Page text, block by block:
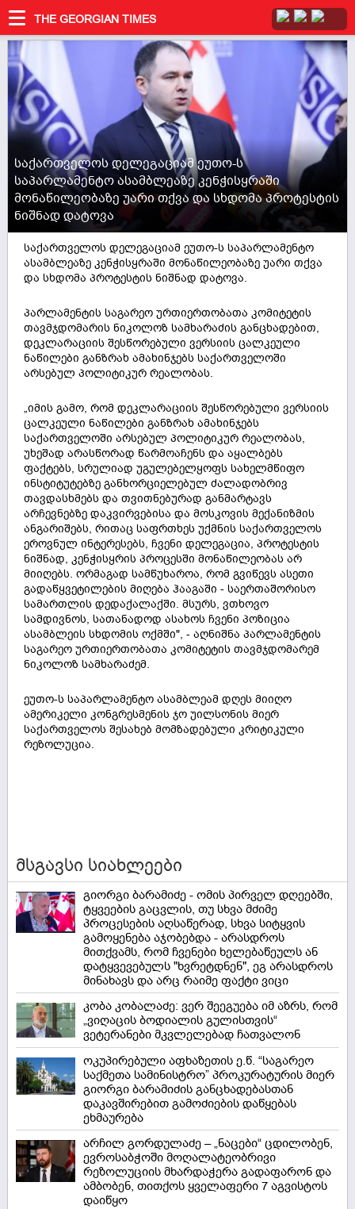
THE GEORGIAN TIMES
საქართველოს დელეგაციამ ეუთო-ს
საპარლამენტო ასამბლეაზე კენჭისყრაში
მონაწილეობაზე უარი თქვა და სხდომა პროტესტის
ნიშნად დატოვა
საქართველოს დელეგაციამ ეუთო-ს საპარლამენტო
ასამბლეაზე კენჭისყრაში მონაწილეობაზე უარი თქვა
და სხდომა პროტესტის ნიშნად დატოვა.
პარლამენტის საგარეო ურთიერთობათა კომიტეტის
თავმჯდომარის ნიკოლოზ სამხარაძის განცხადებით,
დეკლარაციის შესწორებული ვერსიის ცალკეული
ნაწილები განზრახ ამახინჯებს საქართველოში
არსებულ პოლიტიკურ რეალობას.
„იმის გამო, რომ დეკლარაციის შესწორებული ვერსიის
ცალკეული ნაწილები განზრახ ამახინჯებს
საქართველოში არსებულ პოლიტიკურ რეალობას,
უხეშად არასწორად წარმოაჩენს და აყალბებს
ფაქტებს, სრულიად უგულებელყოფს სახელმწიფო
ინსტიტუტებზე განხორციელებულ ძალადობრივ
თავდასხმებს და თვითნებურად განმარტავს
არჩევნებზე დაკვირვებისა და მოსკოვის მექანიზმის
ანგარიშებს, რითაც საფრთხეს უქმნის საქართველოს
ეროვნულ ინტერესებს, ჩვენი დელეგაცია, პროტესტის
ნიშნად, კენჭისყრის პროცესში მონაწილეობას არ
მიიღებს. ორმაგად სამწუხაროა, რომ გვიწევს ასეთი
გადაწყვეტილების მიღება ჰააგაში - საერთაშორისო
სამართლის დედაქალაქში. მსურს, ვთხოვო
სამდივნოს, სათანადოდ ასახოს ჩვენი პოზიცია
ასამბლეის სხდომის ოქმში", - აღნიშნა პარლამენტის
საგარეო ურთიერთობათა კომიტეტის თავმჯდომარემ
ნიკოლოზ სამხარაძემ.
ეუთო-ს საპარლამენტო ასამბლეამ დღეს მიიღო
ამერიკელი კონგრესმენის ჯო უილსონის მიერ
საქართველოს შესახებ მომზადებული კრიტიკული
რეზოლუცია.
მსგავსი სიახლეები
გიორგი ბარამიძე - ომის პირველ დღეებში,
ტყვეების გაცვლის, თუ სხვა მძიმე
პროცესების აღსაწერად, სხვა სიტყვის
გამოყენება აჯობებდა - არასდროს
მითქვამს, რომ ჩვენები ხელებაწეულს ან
დატყვევებულს "ხვრეტდნენ", ეგ არასდროს
მინახავს და არც რაიმე ფაქტი ვიცი
კობა კობალაძე: ვერ შეეგუება იმ აზრს, რომ
„ვიღაცის ბოდიალის გულისთვის“
ვეტერანები მკვლელებად ჩათვალონ
ოკუპირებული აფხაზეთის ე.წ. “საგარეო
საქმეთა სამინისტრო” პროკურატურის მიერ
გიორგი ბარამიძის განცხადებასთან
დაკავშირებით გამოძიების დაწყებას
ეხმაურება
არჩილ გორდულაძე – „ნაცები“ ცდილობენ,
ევროსაბჭოში მოღალატეობრივი
რეზოლუციის მხარდაჭერა გადაფარონ და
ამბობენ, თითქოს ყველაფერი 7 აგვისტოს
დაიწყო